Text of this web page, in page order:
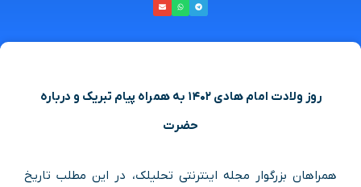
روز ولادت امام هادی ۱۴۰۲ به همراه پیام تبریک و درباره
حضرت
همراهان بزرگوار مجله اینترنتی تحلیلک، در این مطلب تاریخ